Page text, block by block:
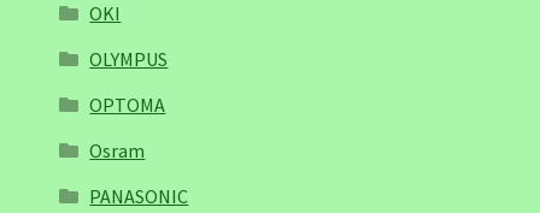
OKI
OLYMPUS
OPTOMA
Osram
PANASONIC